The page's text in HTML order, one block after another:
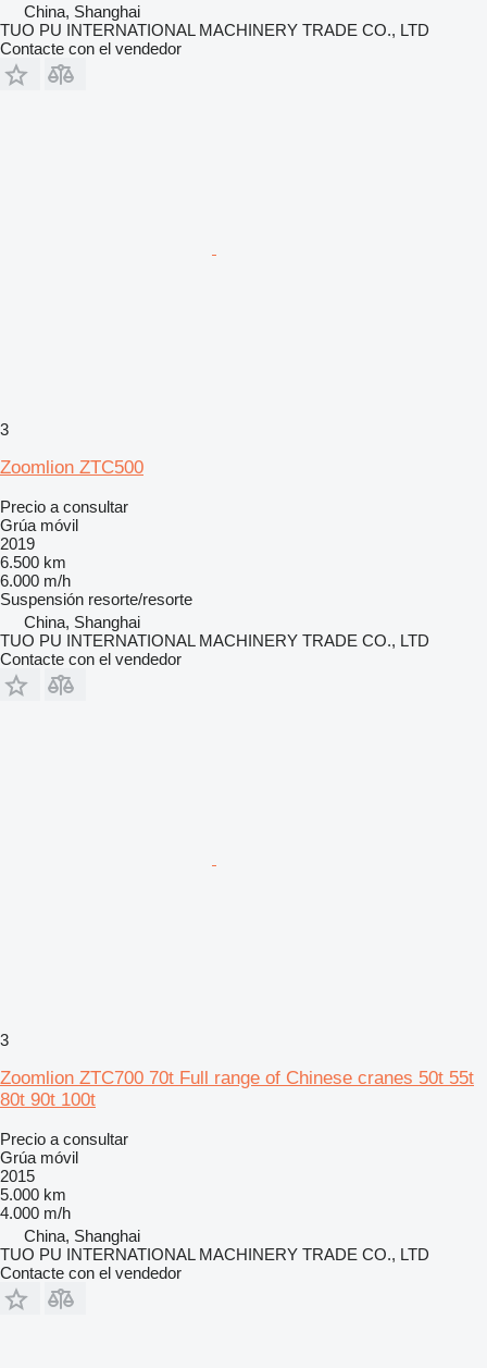
China, Shanghai
TUO PU INTERNATIONAL MACHINERY TRADE CO., LTD
Contacte con el vendedor
3
Zoomlion ZTC500
Precio a consultar
Grúa móvil
2019
6.500 km
6.000 m/h
Suspensión resorte/resorte
China, Shanghai
TUO PU INTERNATIONAL MACHINERY TRADE CO., LTD
Contacte con el vendedor
3
Zoomlion ZTC700 70t Full range of Chinese cranes 50t 55t
80t 90t 100t
Precio a consultar
Grúa móvil
2015
5.000 km
4.000 m/h
China, Shanghai
TUO PU INTERNATIONAL MACHINERY TRADE CO., LTD
Contacte con el vendedor